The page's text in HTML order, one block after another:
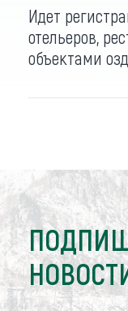
Идет
отельеров,
объектами